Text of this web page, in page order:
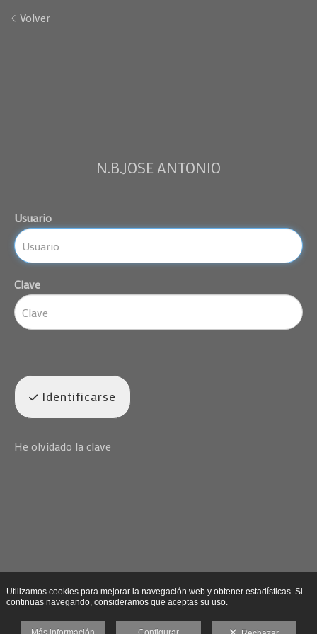
Volver
N.B.JOSE ANTONIO
Usuario
Clave
Identificarse
He olvidado la clave
Utilizamos cookies para mejorar la navegación web y obtener estadísticas. Si
continuas navegando, consideramos que aceptas su uso.